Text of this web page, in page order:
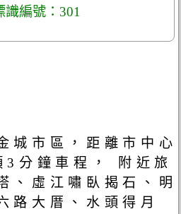
識編號：301
城市區，距離市中心
3分鐘車程， 附近旅
、虛江嘯臥揭石、明
路大厝、水頭得月